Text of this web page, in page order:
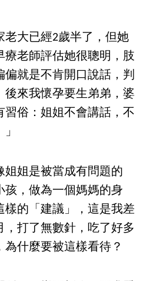
老大已經2歲半了，但她
療老師評估她很聰明，肢
就是不肯開口說話，判
後來我懷孕要生弟弟，婆
習俗：姐姐不會講話，不
姐姐是被當成有問題的
孩，做為一個媽媽的身
樣的「建議」，這是我差
，打了無數針，吃了好多
什麼要被這樣看待？